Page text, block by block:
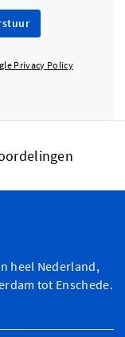
Privacy Policy
heel Nederland,
tot Enschede.